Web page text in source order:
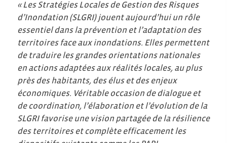
« Les Stratégies Locales de Gestion des Risques
d’Inondation (SLGRI) jouent aujourd’hui un rôle
essentiel dans la prévention et l’adaptation des
territoires face aux inondations. Elles permettent
de traduire les grandes orientations nationales
en actions adaptées aux réalités locales, au plus
près des habitants, des élus et des enjeux
économiques. Véritable occasion de dialogue et
de coordination, l’élaboration et l’évolution de la
SLGRI favorise une vision partagée de la résilience
des territoires et complète efficacement les